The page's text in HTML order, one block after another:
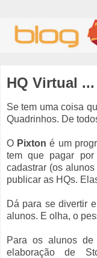
HQ Virtual
Se tem uma coisa
Quadrinhos. De
O Pixton é um
tem que pagar
cadastrar (os
publicar as HQs.
Dá para se divertir
alunos. E olha, o
Para os alunos de
elaboração de